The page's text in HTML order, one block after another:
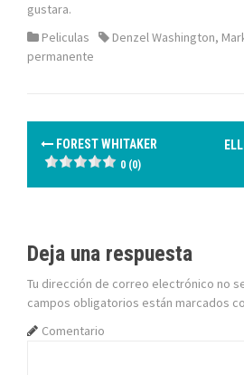
gustara.
Peliculas
Denzel Washington,
permanente
N
e
g
a
FOREST WHITAKER
0 (0)
Deja una respuesta
Tu dirección de correo electrónico no
campos obligatorios están marcados
Comentario